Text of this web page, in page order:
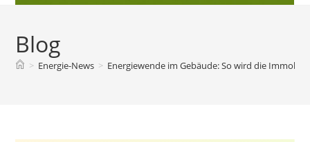
Blog
> Energie-News > Energiewende im Gebäude: So wird die